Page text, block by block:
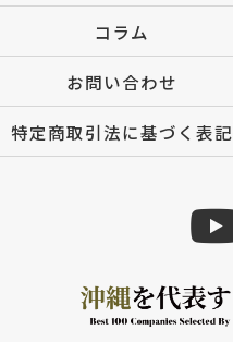
コラム
お問い合わせ
特定商取引法に基づく表記